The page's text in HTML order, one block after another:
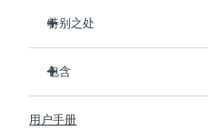
特别之处
物。
清除毛孔深处的杂质，减少爆
抚平细纹，帮助放松面部肌肉
包含
USB 充电线
用户手册